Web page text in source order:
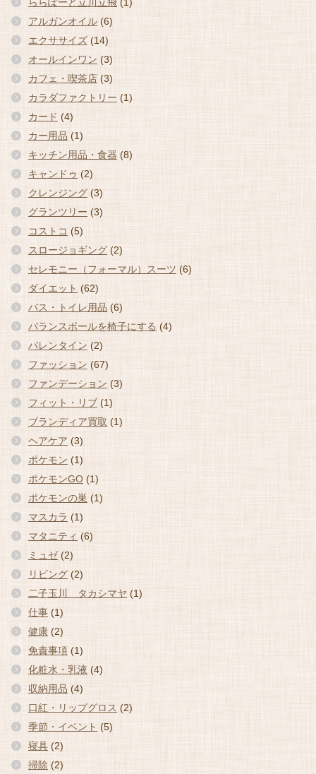
ららぽーと立川立飛 (1)
アルガンオイル (6)
エクササイズ (14)
オールインワン (3)
カフェ・喫茶店 (3)
カラダファクトリー (1)
カード (4)
カー用品 (1)
キッチン用品・食器 (8)
キャンドゥ (2)
クレンジング(3)
グランツリー (3)
コストコ (5)
スロージョギング (2)
セレモニー（フォーマル）スーツ (6)
ダイエット (62)
バス・トイレ用品 (6)
バランスボールを椅子にする (4)
バレンタイン (2)
ファッション (67)
ファンデーション (3)
フィット・リブ (1)
ブランディア買取 (1)
ヘアケア (3)
ポケモン (1)
ポケモンGO (1)
ポケモンの巣 (1)
マスカラ (1)
マタニティ (6)
ミュゼ(2)
リビング (2)
二子玉川 タカシマヤ (1)
仕事 (1)
健康 (2)
免責事項 (1)
化粧水・乳液 (4)
収納用品 (4)
口紅・リップグロス (2)
季節・イベント (5)
寝具 (2)
掃除 (2)